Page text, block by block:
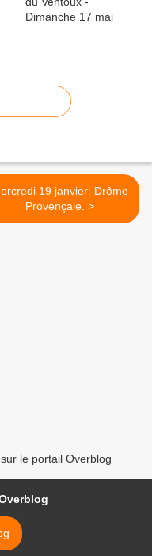
19 janvier: Drôme
Provençale. >
le portail Overblog